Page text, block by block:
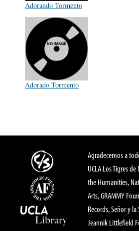
Adorando Tormento
Adorado Tormento
Agradecemos a
UCLA Los Tigres
the Humanities,
Arts, GRAMMY
Records, Señor y
Jeannik Littlefield